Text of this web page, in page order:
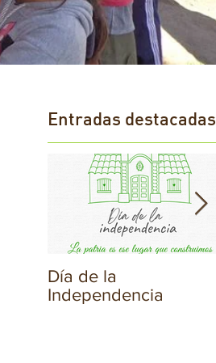
Entradas destacadas
Día de la
Independencia